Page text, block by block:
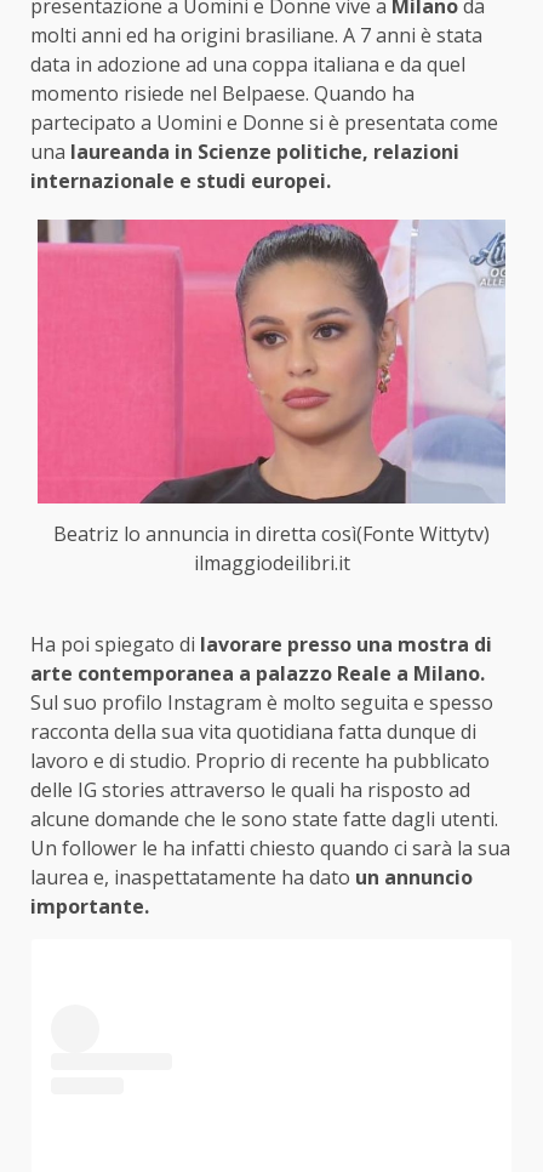
presentazione a Uomini e Donne vive a Milanoda
molti anni ed ha origini brasiliane. A 7 anni è stata
data in adozione ad una coppa italiana e da quel
momento risiede nel Belpaese. Quando ha
partecipato a Uomini e Donne si è presentata come
una laureanda in Scienze politiche, relazioni
internazionale e studi europei.
Beatriz lo annuncia in diretta così(Fonte Wittytv)
ilmaggiodeilibri.it
Ha poi spiegato di lavorare presso una mostra di
arte contemporanea a palazzo Reale a Milano.
Sul suo profilo Instagram è molto seguita e spesso
racconta della sua vita quotidiana fatta dunque di
lavoro e di studio. Proprio di recente ha pubblicato
delle IG stories attraverso le quali ha risposto ad
alcune domande che le sono state fatte dagli utenti.
Un follower le ha infatti chiesto quando ci sarà la sua
laurea e, inaspettatamente ha dato un annuncio
importante.